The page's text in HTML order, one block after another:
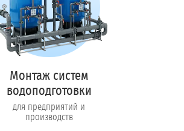
Монтаж систем
водоподготовки
для предприятий и
производств